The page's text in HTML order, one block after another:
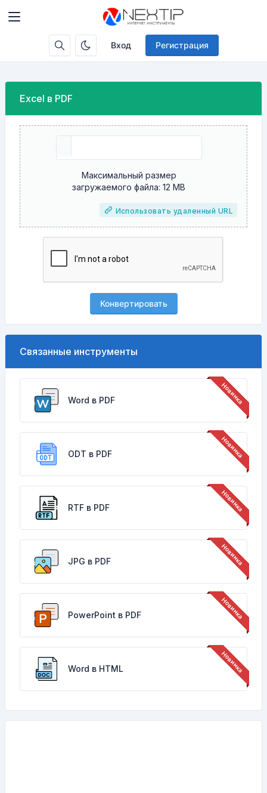
Вход Регистрация
Excel в PDF
Максимальный размер
загружаемого файла: 12 MB
Использовать удаленный URL
Конвертировать
Связанные инструменты
Word в PDF
ODT в PDF
RTF в PDF
JPG в PDF
PowerPoint в PDF
Word в HTML